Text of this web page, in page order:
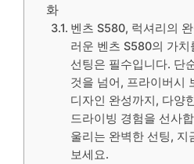
화
벤츠 S580, 럭셔리의
러운 벤츠 S580의 가
선팅은 필수입니다. 단
것을 넘어, 프라이버시
디자인 완성까지, 다양
드라이빙 경험을 선사
울리는 완벽한 선팅, 지
보세요.